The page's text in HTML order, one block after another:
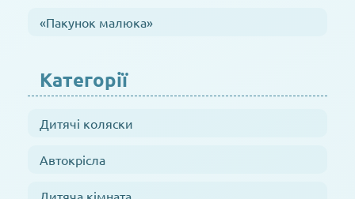
«Пакунок малюка»
Категорії
Дитячі коляски
Автокрісла